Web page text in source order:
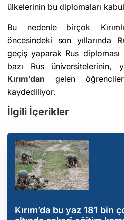
ülkelerinin bu diplomaları
Bu nedenle birçok
öncesindeki son yıllarında
geçiş yaparak Rus diploması
bazı Rus üniversitelerinin,
Kırım’dan gelen
kaydediliyor.
İlgili İçerikler
Kırım’da bu yaz 181 bin